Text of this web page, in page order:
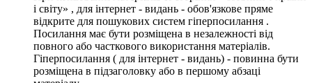
і світу» , для інтернет - видань - обов'язкове пряме
відкрите для пошукових систем гіперпосилання .
Посилання має бути розміщена в незалежності від
повного або часткового використання матеріалів.
Гіперпосилання ( для інтернет - видань) - повинна бути
розміщена в підзаголовку або в першому абзаці